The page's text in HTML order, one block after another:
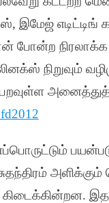
, இமேஜ் எடிட்டிங்
போன்ற
நிறுவும்
.